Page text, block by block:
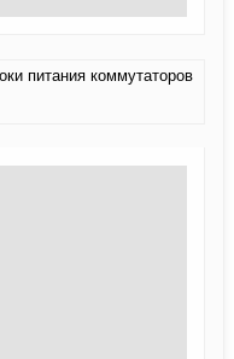
питания коммутаторов